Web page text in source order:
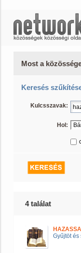
Most a
Keresés
Kulcsszavak:
Hol:
4 találat
Gyűjtöt és